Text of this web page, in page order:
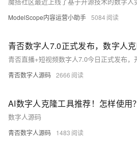
ModelScope内容运营小助手 5084
青否数字人源码 2666
AI数字人克隆工具推荐！怎样使用？
数字人源码
青否数字人源码 1483